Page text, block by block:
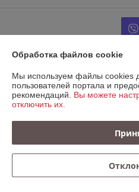
Информация для покупателя
Юридическое лицо:ООО
220067, Беларусь, г. Минск, ул.
Регистрационный номер ЕГР:
Регистрационный орган: Минский
Дата регистрации компании:
Обработка файлов cookie
Мы используем файлы cookies
пользователей портала и
рекомендаций. Вы можете
отключить их.